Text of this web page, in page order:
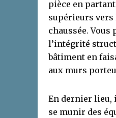
pièce en partant
supérieurs vers
chaussée. Vous
l’intégrité
bâtiment en
aux murs
En dernier lieu,
se munir des